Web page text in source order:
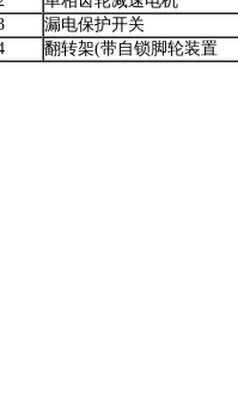
漏电保护开关
翻转架(带自锁脚轮装置